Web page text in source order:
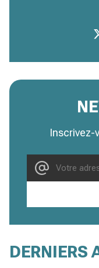
Inscrivez-
DERNIERS